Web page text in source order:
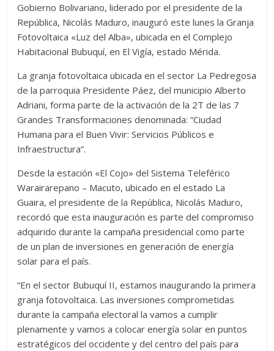
Gobierno Bolivariano, liderado por el presidente de la
República, Nicolás Maduro, inauguró este lunes la Granja
Fotovoltaica «Luz del Alba», ubicada en el Complejo
Habitacional Bubuquí, en El Vigía, estado Mérida.
La granja fotovoltaica ubicada en el sector La Pedregosa
de la parroquia Presidente Páez, del municipio Alberto
Adriani, forma parte de la activación de la 2T de las 7
Grandes Transformaciones denominada: “Ciudad
Humana para el Buen Vivir: Servicios Públicos e
Infraestructura”.
Desde la estación «El Cojo» del Sistema Teleférico
Warairarepano – Macuto, ubicado en el estado La
Guaira, el presidente de la República, Nicolás Maduro,
recordó que esta inauguración es parte del compromiso
adquirido durante la campaña presidencial como parte
de un plan de inversiones en generación de energía
solar para el país.
“En el sector Bubuquí II, estamos inaugurando la primera
granja fotovoltaica. Las inversiones comprometidas
durante la campaña electoral la vamos a cumplir
plenamente y vamos a colocar energía solar en puntos
estratégicos del occidente y del centro del país para